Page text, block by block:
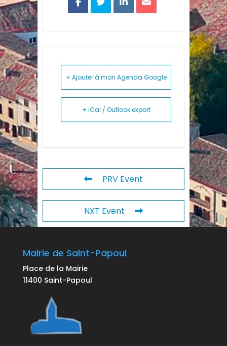
+ Ajouter à mon Agenda Google
+ iCal / Outlook export
PRV Event
NXT Event
Mairie de Saint-Papoul
Place de la Mairie
11400 Saint-Papoul